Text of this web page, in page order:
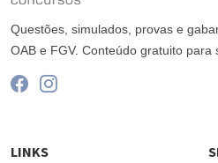
Questões, simulados, provas e
OAB e FGV. Conteúdo gratuito para
LINKS